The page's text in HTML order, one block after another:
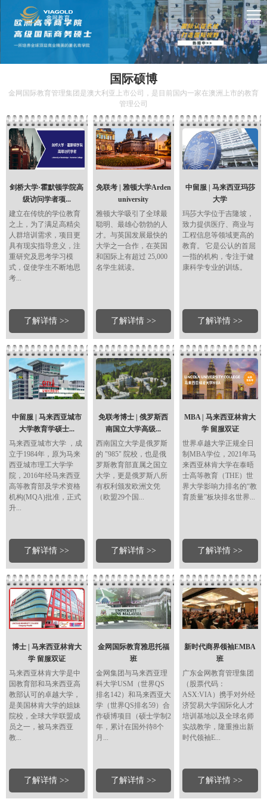
国际硕博
金网国际教育管理集团是澳大利亚上市公司，是目前国内一家在澳洲上市的教育
管理公司
剑桥大学·霍默顿学院高
级访问学者项...
建立在传统的学位教育
之上，为了满足高精尖
人群培训需求，项目更
具有现实指导意义，注
重研究及思考学习模
式，促使学生不断地思
考...
了解详情 >>
免联考 | 雅顿大学Arden
university
雅顿大学吸引了全球最
聪明、最雄心勃勃的人
才。与英国发展最快的
大学之一合作，在英国
和国际上有超过 25,000
名学生就读。
了解详情 >>
中留服 | 马来西亚玛莎
大学
玛莎大学位于吉隆坡，
致力提供医疗、商业与
工程信息等领域更高的
教育。 它是公认的首屈
一指的机构，专注于健
康科学专业的训练。
了解详情 >>
中留服 | 马来西亚城市
大学教育学硕士...
马来西亚城市大学 ，成
立于1984年，原为马来
西亚城市理工大学学
院，2016年经马来西亚
高等教育部及学术资格
机构(MQA)批准，正式
升...
了解详情 >>
免联考博士 | 俄罗斯西
南国立大学高级...
西南国立大学是俄罗斯
的 "985" 院校，也是俄
罗斯教育部直属之国立
大学，更是俄罗斯八所
有权利颁发欧洲文凭
（欧盟29个国...
了解详情 >>
MBA | 马来西亚林肯大
学 留服双证
世界卓越大学正规全日
制MBA学位，2021年马
来西亚林肯大学在泰晤
士高等教育（THE）世
界大学影响力排名的“教
育质量”板块排名世界...
了解详情 >>
博士 | 马来西亚林肯大
学 留服双证
马来西亚林肯大学是中
国教育部和马来西亚高
教部认可的卓越大学，
是美国林肯大学的姐妹
院校，全球大学联盟成
员之一，被马来西亚
教...
了解详情 >>
金网国际教育雅思托福
班
金网集团与马来西亚理
科大学USM（世界QS
排名142）和马来西亚大
学（世界QS排名59）合
作硕博项目（硕士学制2
年，累计在国外待8个
月...
了解详情 >>
新时代商界领袖EMBA
班
广东金网教育管理集团
（股票代码：
ASX:VIA）携手对外经
济贸易大学国际化人才
培训基地以及全球名师
实战教学，隆重推出新
时代领袖E...
了解详情 >>